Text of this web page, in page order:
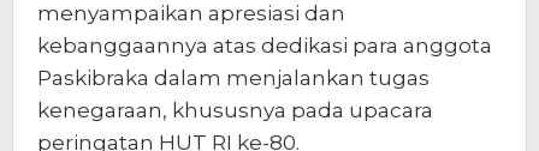
menyampaikan apresiasi dan
kebanggaannya atas dedikasi para anggota
Paskibraka dalam menjalankan tugas
kenegaraan, khususnya pada upacara
peringatan HUT RI ke-80.